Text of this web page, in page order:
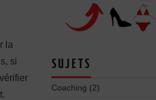
la
si
SUJETS
Coaching (2)